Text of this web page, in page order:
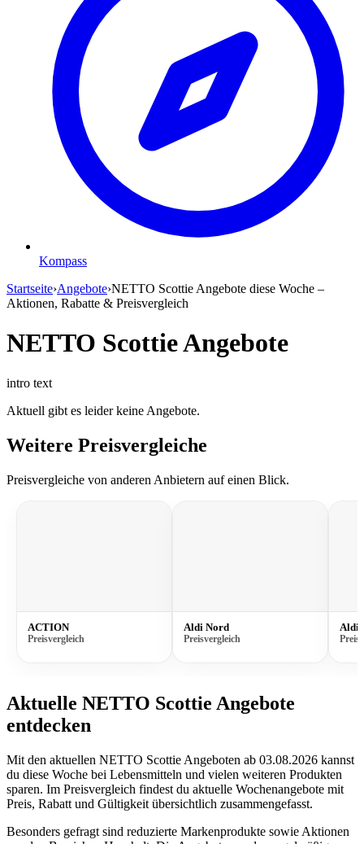
Kompass
Startseite›Angebote›NETTO Scottie Angebote diese Woche –
Aktionen, Rabatte & Preisvergleich
NETTO Scottie Angebote
intro text
Aktuell gibt es leider keine Angebote.
Weitere Preisvergleiche
Preisvergleiche von anderen Anbietern auf einen Blick.
ACTION
Preisvergleich
Aldi Nord
Preisvergleich
Aldi
Aktuelle NETTO Scottie Angebote
entdecken
Mit den aktuellen NETTO Scottie Angeboten ab 03.08.2026 kannst
du diese Woche bei Lebensmitteln und vielen weiteren Produkten
sparen. Im Preisvergleich findest du aktuelle Wochenangebote mit
Preis, Rabatt und Gültigkeit übersichtlich zusammengefasst.
Besonders gefragt sind reduzierte Markenprodukte sowie Aktionen